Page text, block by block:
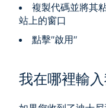
複製代碼並將其
站上的窗口
點擊"啟用"
我在哪裡輸